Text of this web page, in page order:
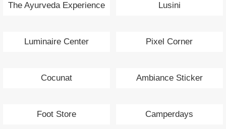
The Ayurveda Experience Lusini
Luminaire Center Pixel Corner
Cocunat Ambiance Sticker
Foot Store Camperdays